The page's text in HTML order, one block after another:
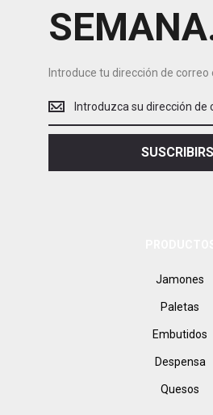
Introduce tu dirección de correo
tu
dirección
Jamones
Paletas
Embutidos
Despensa
Quesos